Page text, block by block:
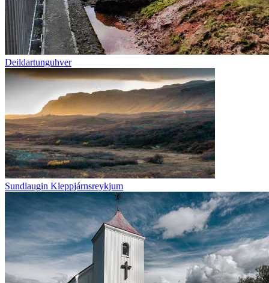
Deildartunguhver
Sundlaugin Kleppjárnsreykjum